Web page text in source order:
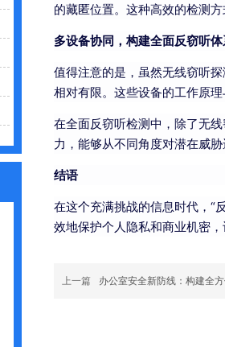
的藏匿位置。这种高效的检测
多设备协同，构建全面反窃听
值得注意的是，虽然无线窃听
相对有限。这些设备的工作原
在全面反窃听检测中，除了无
力，能够从不同角度对潜在威
结语
在这个充满挑战的信息时代，“
效地保护个人隐私和商业机密
上一篇 办公室安全新防线：构建全